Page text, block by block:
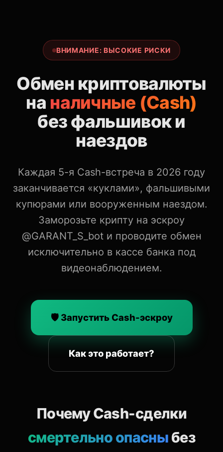
ВНИМАНИЕ: ВЫСОКИЕ РИСКИ
Обмен криптовалюты
на наличные (Cash)
без фальшивок и
наездов
Каждая 5-я Cash-встреча в 2026 году
заканчивается «куклами», фальшивыми
купюрами или вооруженным наездом.
Заморозьте крипту на эскроу
@GARANT_S_bot и проводите обмен
исключительно в кассе банка под
видеонаблюдением.
🛡️ Запустить Cash-эскроу
Как это работает?
Почему Cash-сделки
смертельно опасны без